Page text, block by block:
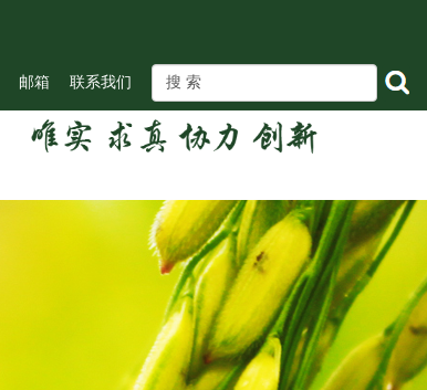
邮箱 联系我们